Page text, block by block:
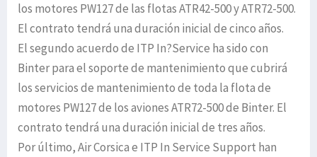
los motores PW127 de las flotas ATR42-500 y ATR72-500.
El contrato tendrá una duración inicial de cinco años.
El segundo acuerdo de ITP In?Service ha sido con
Binter para el soporte de mantenimiento que cubrirá
los servicios de mantenimiento de toda la flota de
motores PW127 de los aviones ATR72-500 de Binter. El
contrato tendrá una duración inicial de tres años.
Por último, Air Corsica e ITP In Service Support han